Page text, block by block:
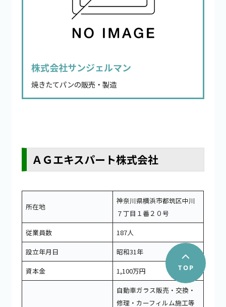
株式会社サンジェルマン
焼きたてパンの販売・製造
ＡＧエキスパート株式会社
所在地
神奈川県横浜市都筑区中川
７丁目１番２０号
従業員数
187人
設立年月日
昭和31年
資本金
1,100万円
自動車ガラス販売・交換・
修理・カーフィルム施工等